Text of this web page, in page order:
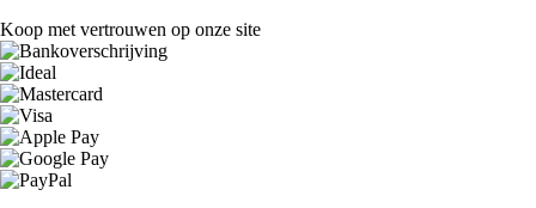
Koop met vertrouwen op onze site